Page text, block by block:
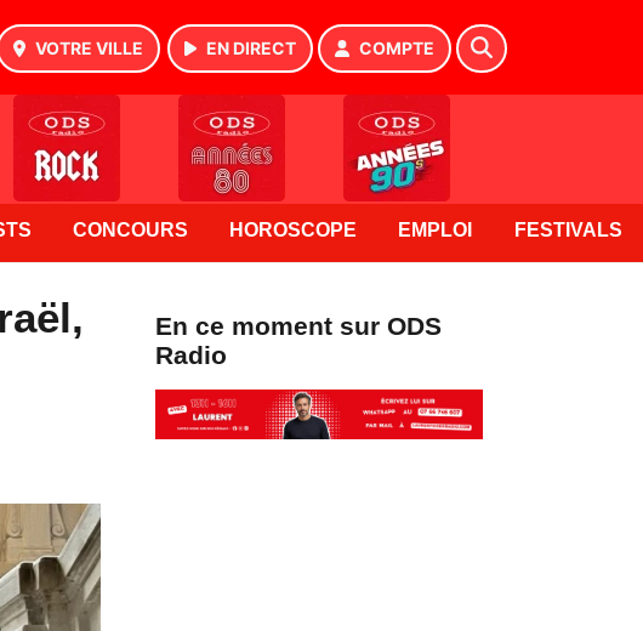
VOTRE VILLE EN DIRECT COMPTE
CONCOURS HOROSCOPE EMPLOI FESTIVALS
En ce moment sur ODS
Radio